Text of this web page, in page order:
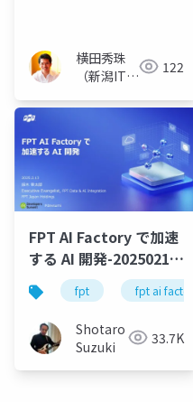
横田秀珠
（新潟ITコ
ト）
122
FPT AI Factory で加速
する AI 開発-20250213-
公開版fpt fpt ai factory
Shotaro
Suzuki
33.7K